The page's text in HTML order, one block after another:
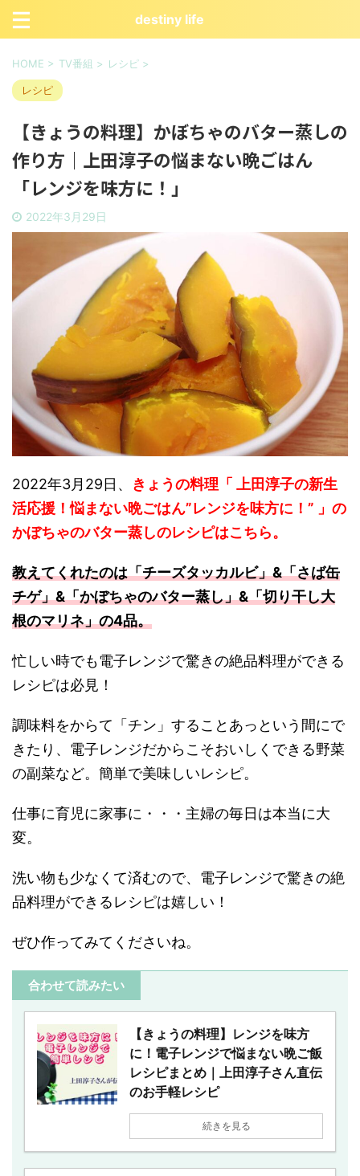
destiny life
HOME > TV番組 > レシピ >
レシピ
【きょうの料理】かぼちゃのバター蒸しの
作り方｜上田淳子の悩まない晩ごはん
「レンジを味方に！」
2022年3月29日
2022年3月29日、 きょうの料理「 上田淳子の新生
活応援！悩まない晩ごはん”レンジを味方に！” 」の
かぼちゃのバター蒸しのレシピはこちら。
教えてくれたのは「チーズタッカルビ」&「さば缶
チゲ」&「かぼちゃのバター蒸し」&「切り干し大
根のマリネ」の4品。
忙しい時でも電子レンジで驚きの絶品料理ができる
レシピは必見！
調味料をからて「チン」することあっという間にで
きたり、電子レンジだからこそおいしくできる野菜
の副菜など。簡単で美味しいレシピ。
仕事に育児に家事に・・・主婦の毎日は本当に大
変。
洗い物も少なくて済むので、電子レンジで驚きの絶
品料理ができるレシピは嬉しい！
ぜひ作ってみてくださいね。
合わせて読みたい
【きょうの料理】レンジを味方
に！電子レンジで悩まない晩ご飯
レシピまとめ｜上田淳子さん直伝
のお手軽レシピ
続きを見る